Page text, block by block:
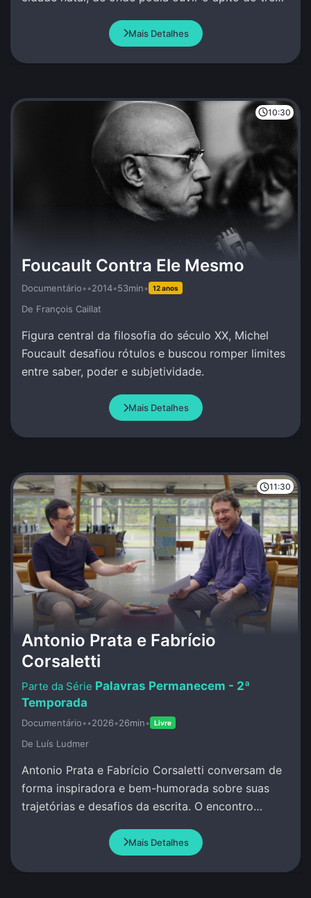
Mais Detalhes
10:30
Foucault Contra Ele Mesmo
Documentário••2014•53min• 12 anos
De François Caillat
Figura central da filosofia do século XX, Michel
Foucault desafiou rótulos e buscou romper limites
entre saber, poder e subjetividade.
Mais Detalhes
11:30
Antonio Prata e Fabrício
Corsaletti
Palavras Permanecem - 2ª
Temporada
Documentário••2026•26min• Livre
De Luí­s Ludmer
Antonio Prata e Fabrício Corsaletti conversam de
forma inspiradora e bem-humorada sobre suas
trajetórias e desafios da escrita. O encontro
Mais Detalhes